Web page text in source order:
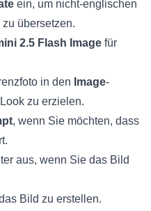
ein, um nicht-englischen
übersetzen.
2.5 Flash Image für
in den Image-
zu erzielen.
, wenn Sie möchten, dass
aus, wenn Sie das Bild
Bild zu erstellen.